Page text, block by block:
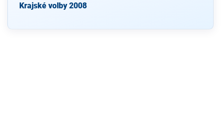
Krajské volby 2008